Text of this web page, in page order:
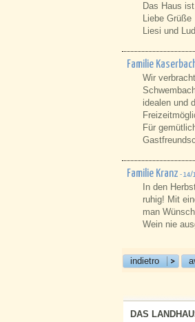
Das Haus
Liebe Grüße
Liesi und
Familie
Wir
idealen und
Für
Familie Kranz - 14/
In den
ruhig! Mit
man
Wein nie
indietro
DAS